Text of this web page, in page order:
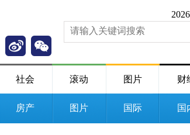
社会 滚动 图片 财
房产 图片 国际 国